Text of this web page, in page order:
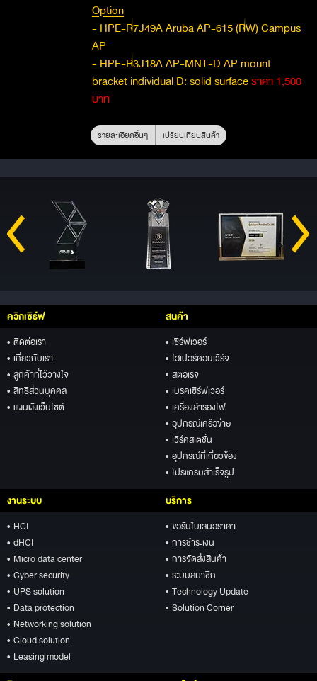
Option
- HPE-R7J49A Aruba AP-615 (RW) Campus
AP
- HPE-R3J18A AP-MNT-D AP mount
bracket individual D: solid surfaceราคา 1,500
บาท
รายละเอียดอื่นๆ เปรียบเทียบสินค้า
ควิกเซิร์ฟ
• ติดต่อเรา
• เกี่ยวกับเรา
• ลูกค้าที่ไว้วางใจ
• สิทธิส่วนบุคคล
• แผนผังเว็บไซต์
สินค้า
• เซิร์ฟเวอร์
• ไฮเปอร์คอนเวิร์จ
• สตอเรจ
• เบรคเซิร์ฟเวอร์
• เครื่องสำรองไฟ
• อุปกรณ์เครือข่าย
• เวิร์คสเตชั่น
• อุปกรณ์ที่เกี่ยวข้อง
• โปรแกรมสำเร็จรูป
งานระบบ
• HCI
• dHCI
• Micro data center
• Cyber security
• UPS solution
• Data protection
• Networking solution
• Cloud solution
• Leasing model
บริการ
• ขอรับใบเสนอราคา
• การชำระเงิน
• การจัดส่งสินค้า
• ระบบสมาชิก
• Technology Update
• Solution Corner